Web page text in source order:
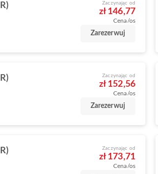
Zaczynając od
zł 146,77
Cena/os
Zarezerwuj
Zaczynając od
zł 152,56
Cena/os
Zarezerwuj
Zaczynając od
zł 173,71
Cena/os